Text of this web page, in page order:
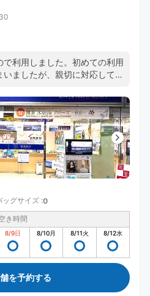
利用しました。初めての利用
ましたが、親切に対応してい
だけ遅れましたが、丁寧に対
ッグサイズ :0
き時間
8/9日 8/10月 8/11火 8/12水
を予約する